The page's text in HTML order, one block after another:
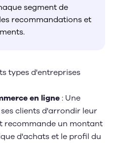
types d'entreprises
en ligne : Une
clients d'arrondir leur
recommande un montant
d'achats et le profil du